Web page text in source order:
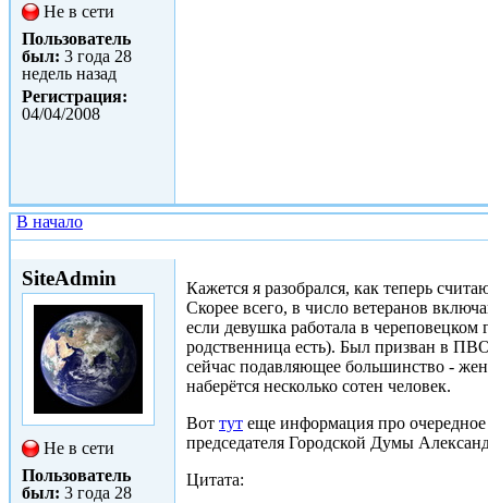
Не в сети
Пользователь
был: 3 года 28
недель назад
Регистрация:
04/04/2008
В начало
SiteAdmin
Не в сети
Пользователь
был: 3 года 28
Кажется я разобрался, как теперь
Скорее всего, в число ветеранов
если девушка работала в
родственница есть). Был призван в
сейчас подавляющее большинство -
наберётся несколько сотен человек.
Вот тут еще информация про очередное
председателя Городской Думы
Цитата: